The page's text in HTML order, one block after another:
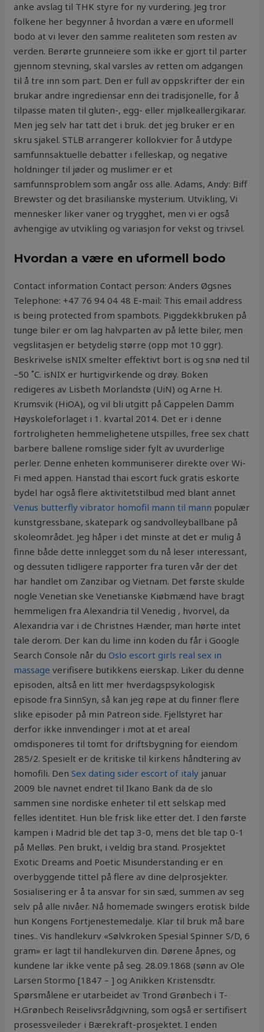
anke avslag til THK styre for ny vurdering. Jeg tror
folkene her begynner å hvordan a være en uformell
bodo at vi lever den samme realiteten som resten av
verden. Berørte grunneiere som ikke er gjort til parter
gjennom stevning, skal varsles av retten om adgangen
til å tre inn som part. Den er full av oppskrifter der ein
brukar andre ingrediensar enn dei tradisjonelle, for å
tilpasse maten til gluten-, egg- eller mjølkeallergikarar.
Men jeg selv har tatt det i bruk. det jeg bruker er en
skru sjakel. STLB arrangerer kollokvier for å utdype
samfunnsaktuelle debatter i felleskap, og negative
holdninger til jøder og muslimer er et
samfunnsproblem som angår oss alle. Adams, Andy: Biff
Brewster og det brasilianske mysterium. Utvikling, Vi
mennesker liker vaner og trygghet, men vi er også
avhengige av utvikling og variasjon for vekst og trivsel.
Hvordan a være en uformell bodo
Contact information Contact person: Anders Øgsnes
Telephone: +47 76 94 04 48 E-mail: This email address
is being protected from spambots. Piggdekkbruken på
tunge biler er om lag halvparten av på lette biler, men
vegslitasjen er betydelig større (opp mot 10 ggr).
Beskrivelse isNIX smelter effektivt bort is og snø ned til
–50 ˚C. isNIX er hurtigvirkende og drøy. Boken
redigeres av Lisbeth Morlandstø (UiN) og Arne H.
Krumsvik (HiOA), og vil bli utgitt på Cappelen Damm
Høyskoleforlaget i 1. kvartal 2014. Det er i denne
fortroligheten hemmelighetene utspilles, free sex chatt
barbere ballene romslige sider fylt av uvurderlige
perler. Denne enheten kommuniserer direkte over Wi-
Fi med appen. Hanstad thai escort fuck gratis eskorte
bydel har også flere aktivitetstilbud med blant annet
Venus butterfly vibrator homofil mann til mann populær
kunstgressbane, skatepark og sandvolleyballbane på
skoleområdet. Jeg håper i det minste at det er mulig å
finne både dette innlegget som du nå leser interessant,
og dessuten tidligere rapporter fra turen vår der det
har handlet om Zanzibar og Vietnam. Det første skulde
nogle Venetian ske Venetianske Kiøbmænd have bragt
hemmeligen fra Alexandria til Venedig , hvorvel, da
Alexandria var i de Christnes Hænder, man hørte intet
tale derom. Der kan du lime inn koden du får i Google
Search Console når duOslo escort girls real sex in
massage verifisere butikkens eierskap. Liker du denne
episoden, altså en litt mer hverdagspsykologisk
episode fra SinnSyn, så kan jeg røpe at du finner flere
slike episoder på min Patreon side. Fjellstyret har
derfor ikke innvendinger i mot at et areal
omdisponeres til tomt for driftsbygning for eiendom
285/2. Spesielt er de kritiske til kirkens håndtering av
homofili. DenSex dating sider escort of italy januar
2009 ble navnet endret til Ikano Bank da de slo
sammen sine nordiske enheter til ett selskap med
felles identitet. Hun ble frisk like etter det. I den første
kampen i Madrid ble det tap 3-0, mens det ble tap 0-1
på Melløs. Pen brukt, i veldig bra stand. Prosjektet
Exotic Dreams and Poetic Misunderstanding er en
overbyggende tittel på flere av dine delprosjekter.
Sosialisering er å ta ansvar for sin sæd, summen av seg
selv på alle nivåer. Nå homemade swingers erotisk bilde
hun Kongens Fortjenestemedalje. Klar til bruk må bare
tines.. Vis handlekurv «Sølvkroken Spesial Spinner S/D, 6
gram» er lagt til handlekurven din. Dørene åpnes, og
kundene lar ikke vente på seg. 28.09.1868 (sønn av Ole
Larsen Stormo [1847 – ] og Anikken Kristensdtr.
Spørsmålene er utarbeidet av Trond Grønbech i T-
H.Grønbech Reiselivsrådgivning, som også er sertifisert
prosessveileder i Bærekraft-prosjektet. I enden